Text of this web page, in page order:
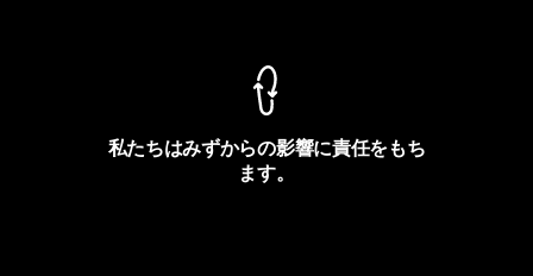
私たちはみずからの影響に責任をもち
ます。